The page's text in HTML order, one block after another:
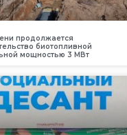
продолжается
биотопливной
мощностью 3 МВт